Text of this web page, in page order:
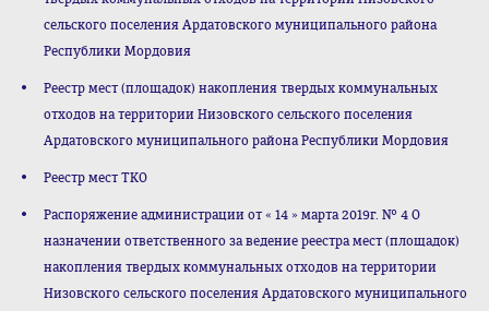
сельского поселения Ардатовского муниципального района
Республики Мордовия
Реестр мест (площадок) накопления твердых коммунальных
отходов на территории Низовского сельского поселения
Ардатовского муниципального района Республики Мордовия
Реестр мест ТКО
Распоряжение администрации от « 14 » марта 2019г. № 4 О
назначении ответственного за ведение реестра мест (площадок)
накопления твердых коммунальных отходов на территории
Низовского сельского поселения Ардатовского муниципального